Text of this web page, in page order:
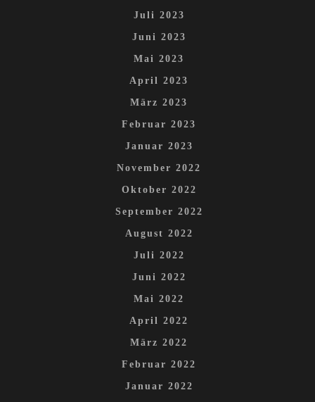
Juli 2023
Juni 2023
Mai 2023
April 2023
März 2023
Februar 2023
Januar 2023
November 2022
Oktober 2022
September 2022
August 2022
Juli 2022
Juni 2022
Mai 2022
April 2022
März 2022
Februar 2022
Januar 2022